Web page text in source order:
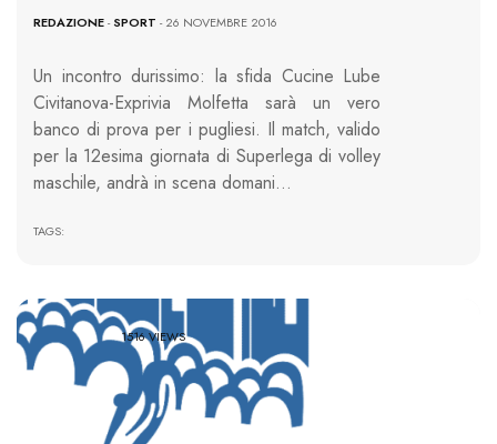
REDAZIONE-SPORT - 26 NOVEMBRE 2016
Un incontro durissimo: la sfida Cucine Lube
Civitanova-Exprivia Molfetta sarà un vero
banco di prova per i pugliesi. Il match, valido
per la 12esima giornata di Superlega di volley
maschile, andrà in scena domani…
TAGS:
1516 VIEWS